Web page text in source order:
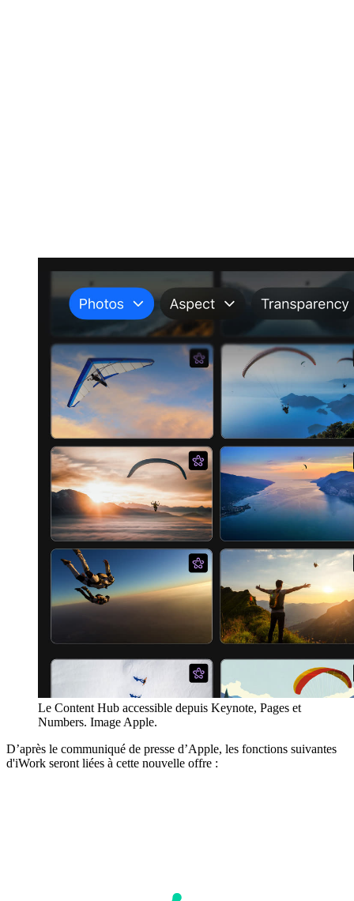
Le Content Hub accessible depuis Keynote, Pages et
Numbers. Image Apple.
D’après le communiqué de presse d’Apple, les fonctions suivantes
d'iWork seront liées à cette nouvelle offre :